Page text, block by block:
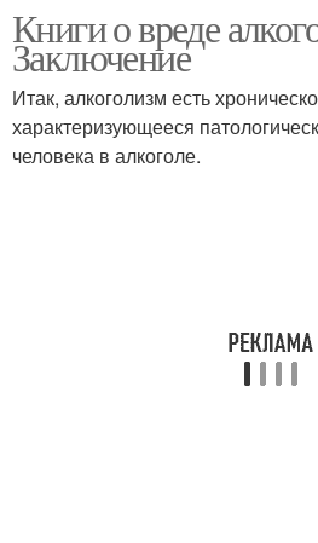
Книги об алкоголиках
Книги о вреде
Заключение
Итак, алкоголизм есть
характеризующееся
человека в алкоголе.